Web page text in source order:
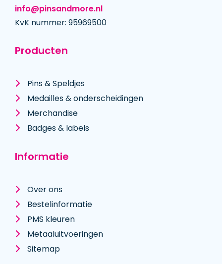
info@pinsandmore.nl
KvK nummer: 95969500
Producten
Pins & Speldjes
Medailles & onderscheidingen
Merchandise
Badges & labels
Informatie
Over ons
Bestelinformatie
PMS kleuren
Metaal­uitvoeringen
Sitemap